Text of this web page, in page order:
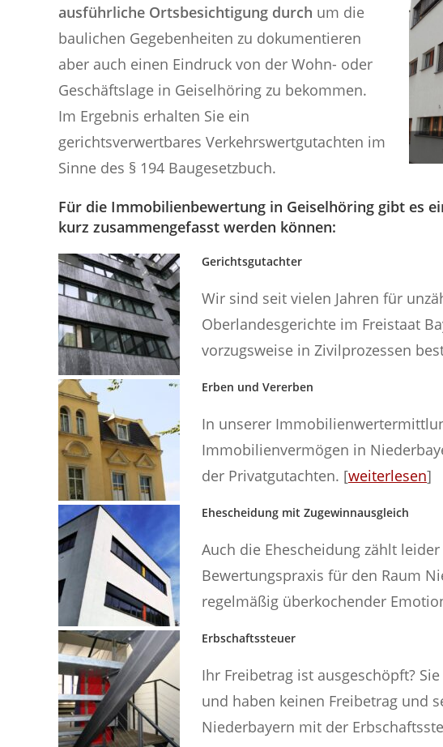
ausführliche Ortsbesichtigung durch um die
baulichen Gegebenheiten zu dokumentieren
aber auch einen Eindruck von der Wohn- oder
Geschäftslage in Geiselhöring zu bekommen.
Im Ergebnis erhalten Sie ein
gerichtsverwertbares Verkehrswertgutachten im
Sinne des § 194 Baugesetzbuch.
Für die Immobilienbewertung in Geiselhöring gibt es
kurz zusammengefasst werden können:
Gerichtsgutachter
Wir sind seit vielen Jahren für
Oberlandesgerichte im Freistaat
vorzugsweise in Zivilprozessen
Erben und Vererben
In unserer
Immobilienvermögen in
der Privatgutachten. [weiterlesen]
Ehescheidung mit Zugewinnausgleich
Auch die Ehescheidung zählt
Bewertungspraxis für den Raum
regelmäßig überkochender
Erbschaftssteuer
Ihr Freibetrag ist ausgeschöpft?
und haben keinen Freibetrag und
Niederbayern mit der